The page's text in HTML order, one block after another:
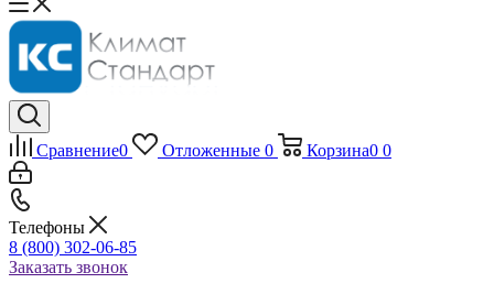
Сравнение0 Отложенные 0 Корзина0 0
Телефоны
8 (800) 302-06-85
Заказать звонок